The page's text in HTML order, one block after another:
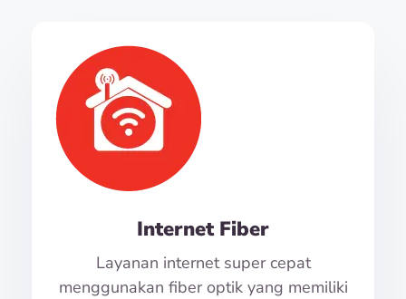
Internet Fiber
Layanan internet super cepat
menggunakan fiber optik yang memiliki